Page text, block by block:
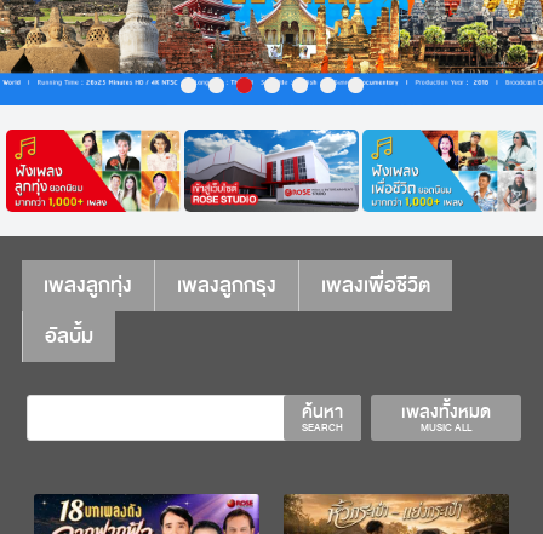
เพลงลูกทุ่ง เพลงลูกกรุง
เพลงเพื่อชีวิต
อัลบั้ม
เพลงทั้งหมด
MUSIC ALL
ค้นหา
SEARCH